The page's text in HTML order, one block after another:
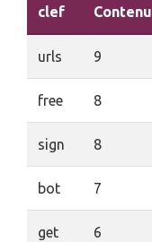
clef
Contenu
urls 9
free 8
sign 8
bot 7
get 6